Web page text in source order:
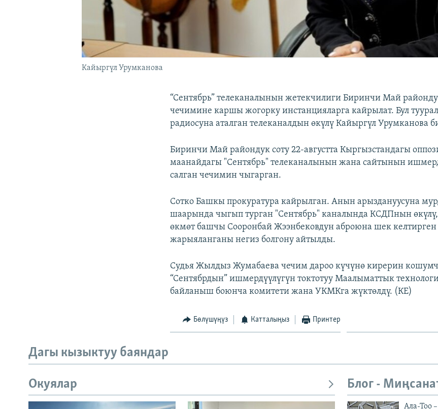
Кайыргүл Урумканова
“Сентябрь” телеканалынын жетекчилиги Биринчи Май
чечимине каршы жогорку инстанцияларга кайрылат. Бул
радиосуна аталган телеканалдын өкүлү Кайыргүл Урумканова
Биринчи Май райондук соту 22-августта Кыргызстандагы
маанайдагы "Сентябрь" телеканалынын жана сайтынын
салган чечимин чыгарган.
Сотко Башкы прокуратура кайрылган. Анын арыздануусуна
шаарында чыгып турган "Сентябрь" каналында КСДПнын
өкмөт башчы Сооронбай Жээнбековдун аброюна шек
жарыяланганы негиз болгону айтылды.
Судья Жылдыз Жумабаева чечим дароо күчүнө кирерин
“Сентябрдын” ишмердүүлүгүн токтотуу Маалыматтык
байланыш боюнча комитети жана УКМКга жүктөлдү. (КЕ)
Бөлүшүңүз Катталыңыз Принтер
Дагы кызыктуу баяндар
Окуялар Блог -
Ала-Тоо